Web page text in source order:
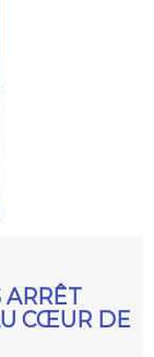
ARRÊT
CŒUR DE